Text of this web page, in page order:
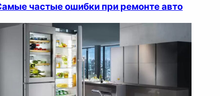
частые ошибки при ремонте авто